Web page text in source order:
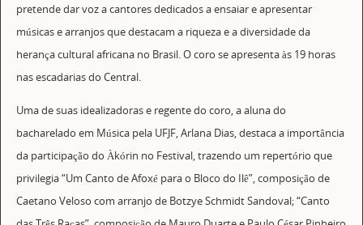
pretende dar voz a cantores dedicados a ensaiar e apresentar
músicas e arranjos que destacam a riqueza e a diversidade da
herança cultural africana no Brasil. O coro se apresenta às 19 horas
nas escadarias do Central.
Uma de suas idealizadoras e regente do coro, a aluna do
bacharelado em Música pela UFJF, Arlana Dias, destaca a importância
da participação do Àkórin no Festival, trazendo um repertório que
privilegia “Um Canto de Afoxé para o Bloco do Ilê”, composição de
Caetano Veloso com arranjo de Botzye Schmidt Sandoval; “Canto